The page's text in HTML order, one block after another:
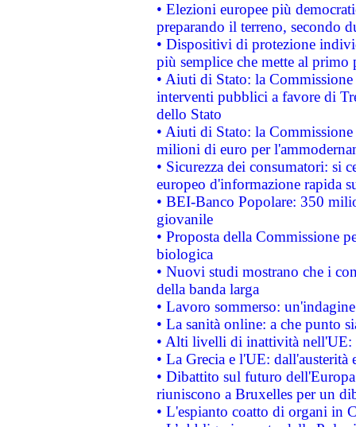
• Elezioni europee più
preparando il terreno, secondo
• Dispositivi di protezione
più semplice che mette al primo
• Aiuti di Stato: la
interventi pubblici a favore di
dello Stato
• Aiuti di Stato: la
milioni di euro per
• Sicurezza dei consumatori: si
europeo d'informazione rapida
• BEI-Banco Popolare: 350
giovanile
• Proposta della Commissione
biologica
• Nuovi studi mostrano che i
della banda larga
• Lavoro sommerso:
• La sanità online: a che punto
• Alti livelli di inattività nell'UE:
• La Grecia e l'UE: dall'austerità
• Dibattito sul futuro
riuniscono a Bruxelles per un
• L'espianto coatto di organi in